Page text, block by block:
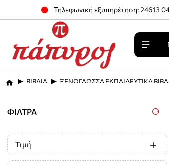
Τηλεφωνική εξυπηρέτηση: 24613
home
ΒΙΒΛΙΑ ΞΕΝΟΓΛΩΣΣΑ ΕΚΠΑΙΔΕΥΤΙΚΑ
ΦΊΛΤΡΑ
Τιμή